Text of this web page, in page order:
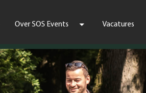
Over SOS Events arrow_drop_down Vacatures